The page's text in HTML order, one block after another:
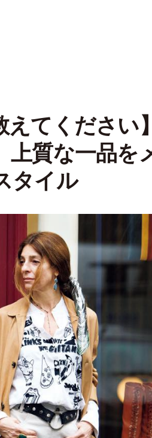
てください】
上質な一品を
タイル